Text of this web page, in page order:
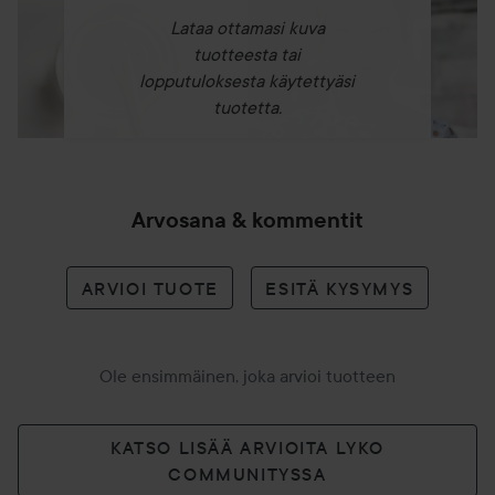
Lataa ottamasi kuva
tuotteesta tai
lopputuloksesta käytettyäsi
tuotetta.
Arvosana & kommentit
ARVIOI TUOTE ESITÄ KYSYMYS
Ole ensimmäinen, joka arvioi tuotteen
KATSO LISÄÄ ARVIOITA LYKO
COMMUNITYSSA